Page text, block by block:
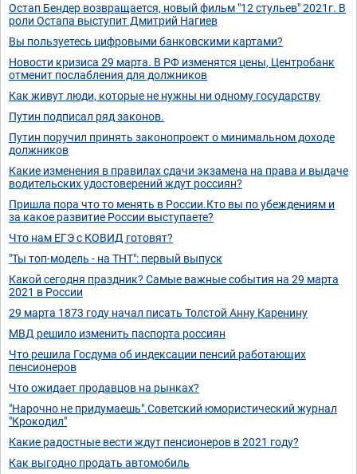
Остап Бендер возвращается, новый фильм "12 стульев" 2021г. В
роли Остапа выступит Дмитрий Нагиев
Вы пользуетесь цифровыми банковскими картами?
Новости кризиса 29 марта. В РФ изменятся цены, Центробанк
отменит послабления для должников
Как живут люди, которые не нужны ни одному государству
Путин подписал ряд законов.
Путин поручил принять законопроект о минимальном доходе
должников
Какие изменения в правилах сдачи экзамена на права и выдаче
водительских удостоверений ждут россиян?
Пришла пора что то менять в России.Кто вы по убеждениям и
за какое развитие России выступаете?
Что нам ЕГЭ с КОВИД готовят?
"Ты топ-модель - на ТНТ": первый выпуск
Какой сегодня праздник? Самые важные события на 29 марта
2021 в России
29 марта 1873 году начал писать Толстой Анну Каренину
МВД решило изменить паспорта россиян
Что решила Госдума об индексации пенсий работающих
пенсионеров
Что ожидает продавцов на рынках?
"Нарочно не придумаешь".Советский юмористический журнал
"Крокодил"
Какие радостные вести ждут пенсионеров в 2021 году?
Как выгодно продать автомобиль